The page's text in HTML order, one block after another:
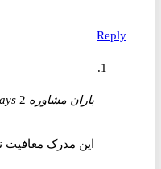
Reply
باران مشاوره says 2 سال ago
این مدرک معافیت نداره